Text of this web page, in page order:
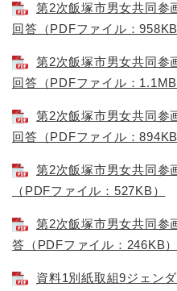
第2次飯塚市男女共同参
回答（PDFファイル：958KB
第2次飯塚市男女共同参
回答（PDFファイル：1.1MB
第2次飯塚市男女共同参
回答（PDFファイル：894KB
第2次飯塚市男女共同参
（PDFファイル：527KB）
第2次飯塚市男女共同参
答（PDFファイル：246KB）
資料1別紙取組9ジェン